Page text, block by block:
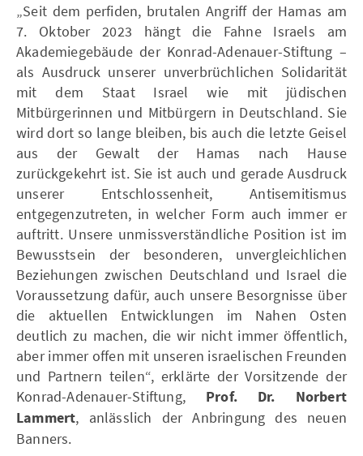
„Seit dem perfiden, brutalen Angriff der Hamas am
7. Oktober 2023 hängt die Fahne Israels am
Akademiegebäude der Konrad-Adenauer-Stiftung –
als Ausdruck unserer unverbrüchlichen Solidarität
mit dem Staat Israel wie mit jüdischen
Mitbürgerinnen und Mitbürgern in Deutschland. Sie
wird dort so lange bleiben, bis auch die letzte Geisel
aus der Gewalt der Hamas nach Hause
zurückgekehrt ist. Sie ist auch und gerade Ausdruck
unserer Entschlossenheit, Antisemitismus
entgegenzutreten, in welcher Form auch immer er
auftritt. Unsere unmissverständliche Position ist im
Bewusstsein der besonderen, unvergleichlichen
Beziehungen zwischen Deutschland und Israel die
Voraussetzung dafür, auch unsere Besorgnisse über
die aktuellen Entwicklungen im Nahen Osten
deutlich zu machen, die wir nicht immer öffentlich,
aber immer offen mit unseren israelischen Freunden
und Partnern teilen“, erklärte der Vorsitzende der
Konrad-Adenauer-Stiftung, Prof. Dr. Norbert
Lammert, anlässlich der Anbringung des neuen
Banners.